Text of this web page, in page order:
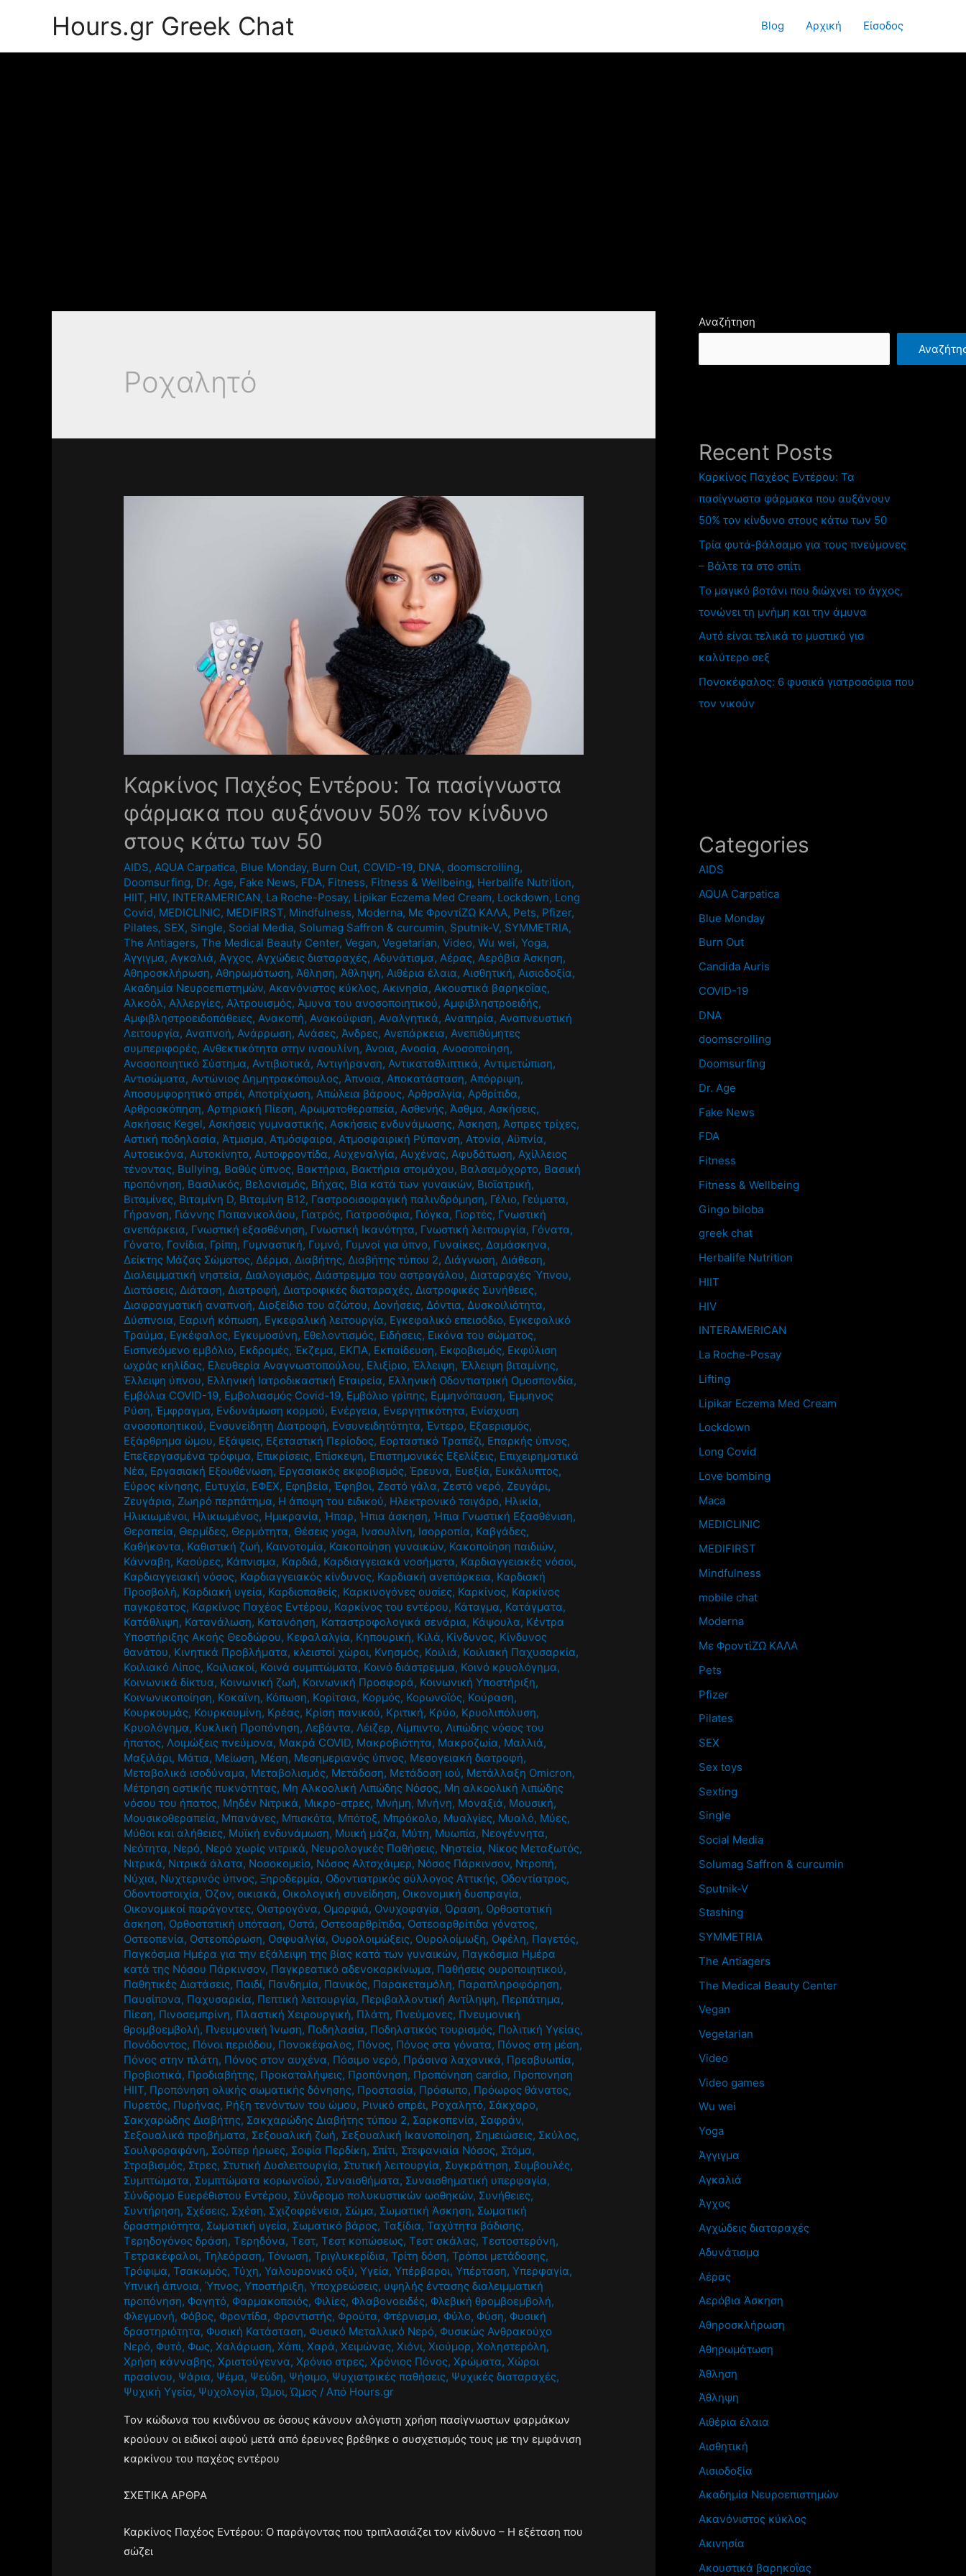
Hours.gr Greek Chat Blog Αρχική Είσοδος
Ροχαλητό
Καρκίνος Παχέος Εντέρου: Τα πασίγνωστα
φάρμακα που αυξάνουν 50% τον κίνδυνο
στους κάτω των 50
AIDS, AQUA Carpatica, Blue Monday, Burn Out, COVID-19, DNA,doomscrolling,
Doomsurfing, Dr. Age, Fake News, FDA, Fitness, Fitness & Wellbeing, Herbalife Nutrition,
HIIT, HIV, INTERAMERICAN, La Roche-Posay, Lipikar Eczema Med Cream, Lockdown, Long
Covid, MEDICLINIC, MEDIFIRST, Mindfulness, Moderna, Mε ΦροντίΖΩ ΚΑΛΑ, Pets, Pfizer,
Pilates, SEX, Single, Social Media, Solumag Saffron & curcumin, Sputnik-V, SYMMETRIA,
The Antiagers,The Medical Beauty Center,Vegan,Vegetarian,Video,Wu wei,Yoga,
Άγγιγμα, Αγκαλιά, Άγχος, Αγχώδεις διαταραχές, Αδυνάτισμα, Αέρας, Αερόβια Άσκηση,
Αθηροσκλήρωση, Αθηρωμάτωση, Άθληση, Άθληψη, Αιθέρια έλαια, Αισθητική, Αισιοδοξία,
Ακαδημία Νευροεπιστημών, Ακανόνιστος κύκλος, Ακινησία, Ακουστικά βαρηκοΐας,
Αλκοόλ, Αλλεργίες, Αλτρουισμός, Άμυνα του ανοσοποιητικού, Αμφιβληστροειδής,
Αμφιβληστροειδοπάθειες, Ανακοπή, Ανακούφιση, Αναλγητικά, Αναπηρία, Αναπνευστική
Λειτουργία, Αναπνοή, Ανάρρωση, Ανάσες, Άνδρες, Ανεπάρκεια, Ανεπιθύμητες
συμπεριφορές, Ανθεκτικότητα στην ινσουλίνη, Άνοια, Ανοσία, Ανοσοποίηση,
Ανοσοποιητικό Σύστημα, Αντιβιοτικά, Αντιγήρανση, Αντικαταθλιπτικά, Αντιμετώπιση,
Αντισώματα, Αντώνιος Δημητρακόπουλος, Άπνοια, Αποκατάσταση, Απόρριψη,
Αποσυμφορητικό σπρέι, Αποτρίχωση, Απώλεια βάρους, Αρθραλγία, Αρθρίτιδα,
Αρθροσκόπηση, Αρτηριακή Πίεση, Αρωματοθεραπεία, Ασθενής, Άσθμα, Ασκήσεις,
Ασκήσεις Kegel, Ασκήσεις γυμναστικής, Ασκήσεις ενδυνάμωσης, Άσκηση, Άσπρες τρίχες,
Αστική ποδηλασία, Άτμισμα, Ατμόσφαιρα, Ατμοσφαιρική Ρύπανση, Ατονία, Αϋπνία,
Αυτοεικόνα, Αυτοκίνητο, Αυτοφροντίδα, Αυχεναλγία, Αυχένας, Αφυδάτωση, Αχίλλειος
τένοντας, Βullying, Βαθύς ύπνος, Βακτήρια, Βακτήρια στομάχου, Βαλσαμόχορτο, Βασική
προπόνηση, Βασιλικός, Βελονισμός, Βήχας, Βία κατά των γυναικών, Βιοϊατρική,
Βιταμίνες, Βιταμίνη D, Βιταμίνη Β12, Γαστροοισοφαγική παλινδρόμηση, Γέλιο, Γεύματα,
Γήρανση, Γιάννης Παπανικολάου, Γιατρός, Γιατροσόφια, Γιόγκα, Γιορτές, Γνωστική
ανεπάρκεια, Γνωστική εξασθένηση, Γνωστική Ικανότητα, Γνωστική λειτουργία, Γόνατα,
Γόνατο, Γονίδια, Γρίπη, Γυμναστική, Γυμνό, Γυμνοί για ύπνο, Γυναίκες, Δαμάσκηνα,
Δείκτης Μάζας Σώματος, Δέρμα, Διαβήτης, Διαβήτης τύπου 2, Διάγνωση, Διάθεση,
Διαλειμματική νηστεία, Διαλογισμός, Διάστρεμμα του αστραγάλου, Διαταραχές Ύπνου,
Διατάσεις, Διάταση, Διατροφή, Διατροφικές διαταραχές, Διατροφικές Συνήθειες,
Διαφραγματική αναπνοή, Διοξείδιο του αζώτου, Δονήσεις, Δόντια, Δυσκοιλιότητα,
Δύσπνοια, Εαρινή κόπωση, Εγκεφαλική λειτουργία, Εγκεφαλικό επεισόδιο, Εγκεφαλικό
Τραύμα, Εγκέφαλος, Εγκυμοσύνη, Εθελοντισμός, Ειδήσεις, Εικόνα του σώματος,
Εισπνεόμενο εμβόλιο, Εκδρομές,Έκζεμα, ΕΚΠΑ, Εκπαίδευση, Εκφοβισμός, Εκφύλιση
ωχράς κηλίδας, Ελευθερία Αναγνωστοπούλου, Ελιξίριο,Έλλειψη,Έλλειψη βιταμίνης,
Έλλειψη ύπνου, Ελληνική Ιατροδικαστική Εταιρεία, Ελληνική Οδοντιατρική Ομοσπονδία,
Εμβόλια COVID-19, Εμβολιασμός Covid-19, Εμβόλιο γρίπης, Εμμηνόπαυση,Έμμηνος
Ρύση,Έμφραγμα, Ενδυνάμωση κορμού, Ενέργεια, Ενεργητικότητα, Ενίσχυση
ανοσοποητικού, Ενσυνείδητη Διατροφή, Ενσυνειδητότητα,Έντερο, Εξαερισμός,
Εξάρθρημα ώμου, Εξάψεις, Εξεταστική Περίοδος, Εορταστικό Τραπέζι, Επαρκής ύπνος,
Επεξεργασμένα τρόφιμα, Επικρίσεις, Επίσκεψη, Επιστημονικές Εξελίξεις, Επιχειρηματικά
Νέα, Εργασιακή Εξουθένωση, Εργασιακός εκφοβισμός,Έρευνα, Ευεξία, Ευκάλυπτος,
Εύρος κίνησης, Ευτυχία, ΕΦΕΧ, Εφηβεία,Έφηβοι, Ζεστό γάλα, Ζεστό νερό, Ζευγάρι,
Ζευγάρια, Ζωηρό περπάτημα, Η άποψη του ειδικού, Ηλεκτρονικό τσιγάρο, Ηλικία,
Ηλικιωμένοι, Ηλικιωμένος, Ημικρανία, Ήπαρ, Ήπια άσκηση, Ήπια Γνωστική Εξασθένιση,
Θεραπεία, Θερμίδες, Θερμότητα, Θέσεις yoga, Ινσουλίνη, Ισορροπία, Καβγάδες,
Καθήκοντα, Καθιστική ζωή, Καινοτομία, Κακοποίηση γυναικών, Κακοποίηση παιδιών,
Κάνναβη, Καούρες, Κάπνισμα, Καρδιά, Καρδιαγγειακά νοσήματα, Καρδιαγγειακές νόσοι,
Καρδιαγγειακή νόσος, Καρδιαγγειακός κίνδυνος, Καρδιακή ανεπάρκεια, Καρδιακή
Προσβολή, Καρδιακή υγεία, Καρδιοπαθείς, Καρκινογόνες ουσίες, Καρκίνος, Καρκίνος
παγκρέατος, Καρκίνος Παχέος Εντέρου, Καρκίνος του εντέρου, Κάταγμα, Κατάγματα,
Κατάθλιψη, Κατανάλωση, Κατανόηση, Καταστροφολογικά σενάρια, Κάψουλα, Κέντρα
Υποστήριξης Ακοής Θεοδώρου, Κεφαλαλγία, Κηπουρική, Κιλά, Κίνδυνος, Κίνδυνος
θανάτου, Κινητικά Προβλήματα, κλειστοί χώροι, Κνησμός, Κοιλιά, Κοιλιακή Παχυσαρκία,
Κοιλιακό Λίπος, Κοιλιακοί, Κοινά συμπτώματα, Κοινό διάστρεμμα, Κοινό κρυολόγημα,
Κοινωνικά δίκτυα, Κοινωνική ζωή, Κοινωνική Προσφορά, Κοινωνική Υποστήριξη,
Κοινωνικοποίηση, Κοκαϊνη, Κόπωση, Κορίτσια, Κορμός, Κορωνοϊός, Κούραση,
Κουρκουμάς, Κουρκουμίνη, Κρέας, Κρίση πανικού, Κριτική, Κρύο, Κρυολιπόλυση,
Κρυολόγημα, Κυκλική Προπόνηση, Λεβάντα, Λέιζερ, Λίμπιντο, Λιπώδης νόσος του
ήπατος, Λοιμώξεις πνεύμονα, Μακρά COVID, Μακροβιότητα, Μακροζωία, Μαλλιά,
Μαξιλάρι, Μάτια, Μείωση, Μέση, Μεσημεριανός ύπνος, Μεσογειακή διατροφή,
Μεταβολικά ισοδύναμα, Μεταβολισμός, Μετάδοση, Μετάδοση ιού, Μετάλλαξη Omicron,
Μέτρηση οστικής πυκνότητας, Μη Αλκοολική Λιπώδης Νόσος, Μη αλκοολική λιπώδης
νόσου του ήπατος, Μηδέν Νιτρικά, Μικρο-στρες, Μνήμη, Μνήνη, Μοναξιά, Μουσική,
Μουσικοθεραπεία, Μπανάνες, Μπισκότα, Μπότοξ, Μπρόκολο, Μυαλγίες, Μυαλό, Μύες,
Μύθοι και αλήθειες, Μυϊκή ενδυνάμωση, Μυική μάζα, Μύτη, Μυωπία, Νεογέννητα,
Νεότητα, Νερό, Νερό χωρίς νιτρικά, Νευρολογικές Παθήσεις, Νηστεία, Νίκος Μεταξωτός,
Νιτρικά, Νιτρικά άλατα, Νοσοκομείο, Νόσος Αλτσχάιμερ, Νόσος Πάρκινσον, Ντροπή,
Νύχια, Νυχτερινός ύπνος,Ξηροδερμία, Οδοντιατρικός σύλλογος Αττικής, Οδοντίατρος,
Οδοντοστοιχία,Όζον,οικιακά, Οικολογική συνείδηση, Οικονομική δυσπραγία,
Οικονομικοί παράγοντες, Οιστρογόνα, Ομορφιά, Ονυχοφαγία,Όραση, Ορθοστατική
άσκηση, Ορθοστατική υπόταση, Οστά, Οστεοαρθρίτιδα, Οστεοαρθρίτιδα γόνατος,
Οστεοπενία, Οστεοπόρωση, Οσφυαλγία, Ουρολοιμώξεις, Ουρολοίμωξη, Οφέλη, Παγετός,
Παγκόσμια Ημέρα για την εξάλειψη της βίας κατά των γυναικών, Παγκόσμια Ημέρα
κατά της Νόσου Πάρκινσον, Παγκρεατικό αδενοκαρκίνωμα, Παθήσεις ουροποιητικού,
Παθητικές Διατάσεις, Παιδί, Πανδημία, Πανικός, Παρακεταμόλη, Παραπληροφόρηση,
Παυσίπονα, Παχυσαρκία, Πεπτική λειτουργία, Περιβαλλοντική Αντίληψη, Περπάτημα,
Πίεση, Πινοσεμπρίνη, Πλαστική Χειρουργική, Πλάτη, Πνεύμονες, Πνευμονική
θρομβοεμβολή, Πνευμονική Ίνωση, Ποδηλασία, Ποδηλατικός τουρισμός, Πολιτική Υγείας,
Πονόδοντος, Πόνοι περιόδου, Πονοκέφαλος, Πόνος, Πόνος στα γόνατα, Πόνος στη μέση,
Πόνος στην πλάτη, Πόνος στον αυχένα, Πόσιμο νερό, Πράσινα λαχανικά, Πρεσβυωπία,
Προβιοτικά, Προδιαβήτης, Προκαταλήψεις, Προπόνηση, Προπόνηση cardio, Προπονηση
HIIT, Προπόνηση ολικής σωματικής δόνησης, Προστασία, Πρόσωπο, Πρόωρος θάνατος,
Πυρετός, Πυρήνας, Ρήξη τενόντων του ώμου, Ρινικό σπρέι, Ροχαλητό, Σάκχαρο,
Σακχαρώδης Διαβήτης, Σακχαρώδης Διαβήτης τύπου 2, Σαρκοπενία, Σαφράν,
Σεξουαλικά προβήματα, Σεξουαλική ζωή, Σεξουαλική Ικανοποίηση, Σημειώσεις, Σκύλος,
Σουλφοραφάνη, Σούπερ ήρωες, Σοφία Περδίκη, Σπίτι, Στεφανιαία Νόσος, Στόμα,
Στραβισμός, Στρες, Στυτική Δυσλειτουργία, Στυτική λειτουργία, Συγκράτηση, Συμβουλές,
Συμπτώματα, Συμπτώματα κορωνοϊού, Συναισθήματα, Συναισθηματική υπερφαγία,
Σύνδρομο Ευερέθιστου Εντέρου, Σύνδρομο πολυκυστικών ωοθηκών, Συνήθειες,
Συντήρηση, Σχέσεις, Σχέση, Σχιζοφρένεια, Σώμα, Σωματική Άσκηση, Σωματική
δραστηριότητα, Σωματική υγεία, Σωματικό βάρος,Ταξίδια,Ταχύτητα βάδισης,
Τερηδογόνος δράση,Τερηδόνα,Τεστ,Τεστ κοπώσεως,Τεστ σκάλας,Τεστοστερόνη,
Τετρακέφαλοι,Τηλεόραση,Τόνωση,Τριγλυκερίδια,Τρίτη δόση,Τρόποι μετάδοσης,
Τρόφιμα,Τσακωμός,Τύχη,Υαλουρονικό οξύ,Υγεία,Υπέρβαροι,Υπέρταση,Υπερφαγία,
Υπνική άπνοια,Ύπνος,Υποστήριξη,Υποχρεώσεις, υψηλής έντασης διαλειμματική
προπόνηση,Φαγητό,Φαρμακοποιός,Φιλίες,Φλαβονοειδές,Φλεβική θρομβοεμβολή,
Φλεγμονή,Φόβος,Φροντίδα,Φροντιστής,Φρούτα,Φτέρνισμα,Φύλο,Φύση,Φυσική
δραστηριότητα,Φυσική Κατάσταση,Φυσικό Μεταλλικό Νερό,Φυσικώς Ανθρακούχο
Νερό,Φυτό,Φως,Χαλάρωση,Χάπι,Χαρά,Χειμώνας,Χιόνι,Χιούμορ,Χοληστερόλη,
Χρήση κάνναβης,Χριστούγεννα,Χρόνιο στρες,Χρόνιος Πόνος,Χρώματα,Χώροι
πρασίνου, Ψάρια, Ψέμα, Ψεύδη, Ψήσιμο, Ψυχιατρικές παθήσεις, Ψυχικές διαταραχές,
Ψυχική Υγεία, Ψυχολογία,Ώμοι,Ώμος / Από Hours.gr
Τον κώδωνα του κινδύνου σε όσους κάνουν αλόγιστη χρήση πασίγνωστων φαρμάκων
κρούουν οι ειδικοί αφού μετά από έρευνες βρέθηκε ο συσχετισμός τους με την εμφάνιση
καρκίνου του παχέος εντέρου
ΣΧΕΤΙΚΑ ΑΡΘΡΑ
Καρκίνος Παχέος Εντέρου: Ο παράγοντας που τριπλασιάζει τον κίνδυνο – Η εξέταση που
σώζει
Αναζήτηση
Recent Posts
Καρκίνος Παχέος Εντέρου: Τα
πασίγνωστα φάρμακα που αυξάνουν
50% τον κίνδυνο στους κάτω των 50
Τρία φυτά-βάλσαμο για τους πνεύμονες
– Βάλτε τα στο σπίτι
Το μαγικό βοτάνι που διώχνει το άγχος,
τονώνει τη μνήμη και την άμυνα
Αυτό είναι τελικά το μυστικό για
καλύτερο σεξ
Πονοκέφαλος: 6 φυσικά γιατροσόφια που
τον νικούν
Categories
AIDS
AQUA Carpatica
Blue Monday
Burn Out
Candida Auris
COVID-19
DNA
doomscrolling
Doomsurfing
Dr. Age
Fake News
FDA
Fitness
Fitness & Wellbeing
Gingo biloba
greek chat
Herbalife Nutrition
HIIT
HIV
INTERAMERICAN
La Roche-Posay
Lifting
Lipikar Eczema Med Cream
Lockdown
Long Covid
Love bombing
Maca
MEDICLINIC
MEDIFIRST
Mindfulness
mobile chat
Moderna
Mε ΦροντίΖΩ ΚΑΛΑ
Pets
Pfizer
Pilates
SEX
Sex toys
Sexting
Single
Social Media
Solumag Saffron & curcumin
Sputnik-V
Stashing
SYMMETRIA
The Antiagers
The Medical Beauty Center
Vegan
Vegetarian
Video
Video games
Wu wei
Yoga
Άγγιγμα
Αγκαλιά
Άγχος
Αγχώδεις διαταραχές
Αδυνάτισμα
Αέρας
Αερόβια Άσκηση
Αθηροσκλήρωση
Αθηρωμάτωση
Άθληση
Άθληψη
Αιθέρια έλαια
Αισθητική
Αισιοδοξία
Ακαδημία Νευροεπιστημών
Ακανόνιστος κύκλος
Ακινησία
Ακουστικά βαρηκοΐας